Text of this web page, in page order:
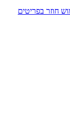
חוזר בפריטים